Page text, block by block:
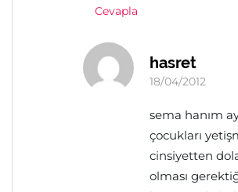
Cevapla
hasret
18/04/2012
sema hanım
çocukları
cinsiyetten
olması